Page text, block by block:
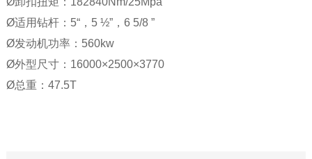
Ø适用钻杆：5“，5 ½”，6 5/8 ”
Ø发动机功率：560kw
Ø外型尺寸：16000×2500×3770
Ø总重：47.5T